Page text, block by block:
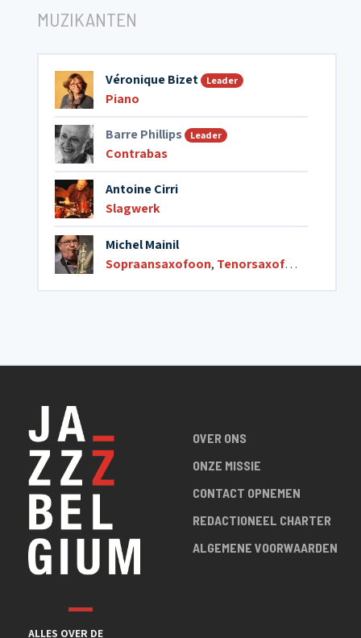
MUZIKANTEN
Véronique Bizet Leader
Piano
Barre Phillips Leader
Contrabas
Antoine Cirri
Slagwerk
Michel Mainil
Sopraansaxofoon, Tenorsaxofoon
ALLES OVER DE
OVER ONS
ONZE MISSIE
CONTACT OPNEMEN
REDACTIONEEL CHARTER
ALGEMENE VOORWAARDEN